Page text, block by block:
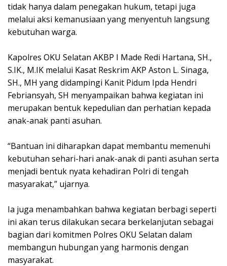
tidak hanya dalam penegakan hukum, tetapi juga
melalui aksi kemanusiaan yang menyentuh langsung
kebutuhan warga.
Kapolres OKU Selatan AKBP I Made Redi Hartana, SH.,
S.IK., M.IK melalui Kasat Reskrim AKP Aston L. Sinaga,
SH., MH yang didampingi Kanit Pidum Ipda Hendri
Febriansyah, SH menyampaikan bahwa kegiatan ini
merupakan bentuk kepedulian dan perhatian kepada
anak-anak panti asuhan.
“Bantuan ini diharapkan dapat membantu memenuhi
kebutuhan sehari-hari anak-anak di panti asuhan serta
menjadi bentuk nyata kehadiran Polri di tengah
masyarakat,” ujarnya.
Ia juga menambahkan bahwa kegiatan berbagi seperti
ini akan terus dilakukan secara berkelanjutan sebagai
bagian dari komitmen Polres OKU Selatan dalam
membangun hubungan yang harmonis dengan
masyarakat.